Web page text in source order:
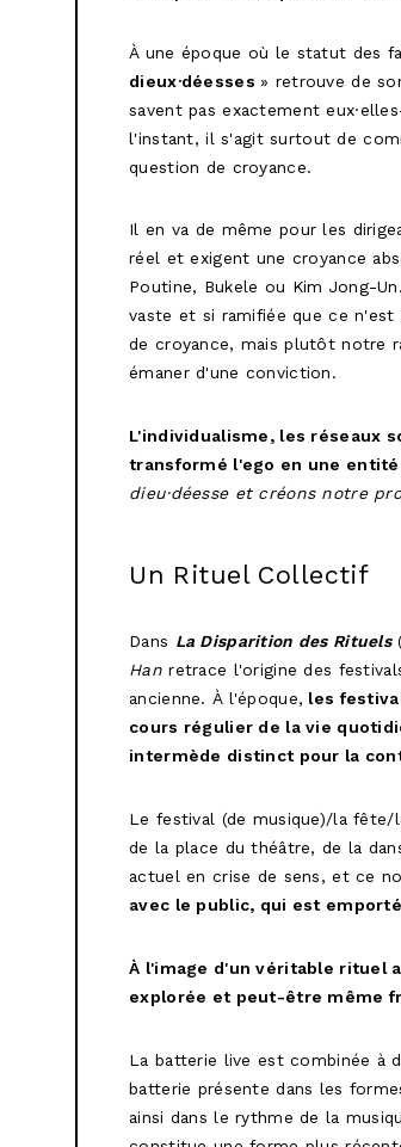
À une époque où le statut des
dieux·déesses » retrouve de
savent pas exactement
l'instant, il s'agit surtout de
question de croyance.
Il en va de même pour les
réel et exigent une croyance
Poutine, Bukele ou Kim Jong-
vaste et si ramifiée que ce
de croyance, mais plutôt notre
émaner d'une conviction.
L'individualisme, les réseaux
transformé l'ego en une
dieu·déesse et créons notre
Un Rituel Collectif
Dans La Disparition des Rituels
Hanretrace l'origine des
ancienne. À l'époque, les
cours régulier de la vie
intermède distinct pour la
Le festival (de musique)/la
de la place du théâtre, de la
actuel en crise de sens, et ce
avec le public, qui est
À l'image d'un véritable rituel
explorée et peut-être même
La batterie live est combinée à
batterie présente dans les
ainsi dans le rythme de la